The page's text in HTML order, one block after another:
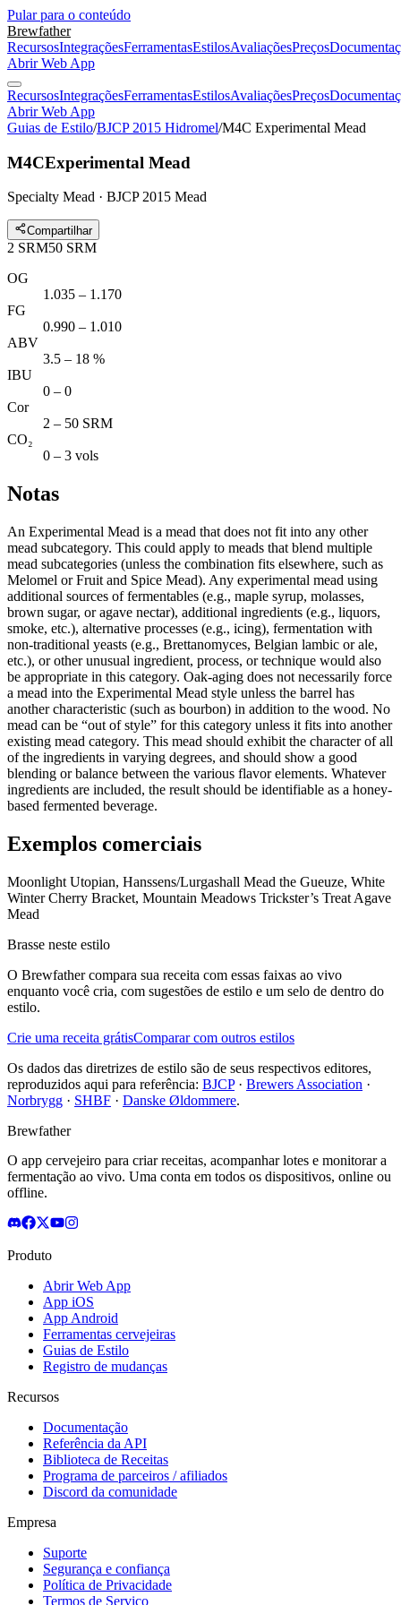
Pular para o conteúdo
Brewfather
RecursosIntegraçõesFerramentasEstilosAvaliaçõesPreços
Abrir Web App
RecursosIntegraçõesFerramentasEstilosAvaliaçõesPreços
Abrir Web App
Guias de Estilo/BJCP 2015 Hidromel/M4C Experimental Mead
M4CExperimental Mead
Specialty Mead · BJCP 2015 Mead
Compartilhar
2 SRM50 SRM
OG
1.035 – 1.170
FG
0.990 – 1.010
ABV
3.5 – 18 %
IBU
0 – 0
Cor
2 – 50 SRM
CO₂
0 – 3 vols
Notas
An Experimental Mead is a mead that does not fit into any other
mead subcategory. This could apply to meads that blend multiple
mead subcategories (unless the combination fits elsewhere, such as
Melomel or Fruit and Spice Mead). Any experimental mead using
additional sources of fermentables (e.g., maple syrup, molasses,
brown sugar, or agave nectar), additional ingredients (e.g., liquors,
smoke, etc.), alternative processes (e.g., icing), fermentation with
non-traditional yeasts (e.g., Brettanomyces, Belgian lambic or ale,
etc.), or other unusual ingredient, process, or technique would also
be appropriate in this category. Oak-aging does not necessarily force
a mead into the Experimental Mead style unless the barrel has
another characteristic (such as bourbon) in addition to the wood. No
mead can be “out of style” for this category unless it fits into another
existing mead category. This mead should exhibit the character of all
of the ingredients in varying degrees, and should show a good
blending or balance between the various flavor elements. Whatever
ingredients are included, the result should be identifiable as a honey-
based fermented beverage.
Exemplos comerciais
Moonlight Utopian, Hanssens/Lurgashall Mead the Gueuze, White
Winter Cherry Bracket, Mountain Meadows Trickster’s Treat Agave
Mead
Brasse neste estilo
O Brewfather compara sua receita com essas faixas ao vivo
enquanto você cria, com sugestões de estilo e um selo de dentro do
estilo.
Crie uma receita grátisComparar com outros estilos
Os dados das diretrizes de estilo são de seus respectivos editores,
reproduzidos aqui para referência: BJCP· Brewers Association ·
Norbrygg · SHBF · Danske Øldommere.
Brewfather
O app cervejeiro para criar receitas, acompanhar lotes e monitorar a
fermentação ao vivo. Uma conta em todos os dispositivos, online ou
offline.
Produto
Abrir Web App
App iOS
App Android
Ferramentas cervejeiras
Guias de Estilo
Registro de mudanças
Recursos
Documentação
Referência da API
Biblioteca de Receitas
Programa de parceiros / afiliados
Discord da comunidade
Empresa
Suporte
Segurança e confiança
Política de Privacidade
Termos de Serviço